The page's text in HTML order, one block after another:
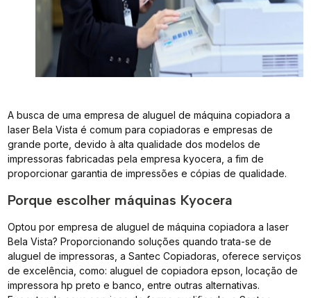
A busca de uma empresa de aluguel de máquina copiadora a
laser Bela Vista é comum para copiadoras e empresas de
grande porte, devido à alta qualidade dos modelos de
impressoras fabricadas pela empresa kyocera, a fim de
proporcionar garantia de impressões e cópias de qualidade.
Porque escolher máquinas Kyocera
Optou por empresa de aluguel de máquina copiadora a laser
Bela Vista? Proporcionando soluções quando trata-se de
aluguel de impressoras, a Santec Copiadoras, oferece serviços
de excelência, como: aluguel de copiadora epson, locação de
impressora hp preto e banco, entre outras alternativas.